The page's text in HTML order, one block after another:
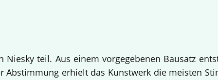
teil. Aus einem vorgegebenen Bausatz
Abstimmung erhielt das Kunstwerk die meisten